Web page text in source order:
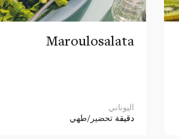
Maroulosalata
اليوناني
دقيقة تحضير/طهي